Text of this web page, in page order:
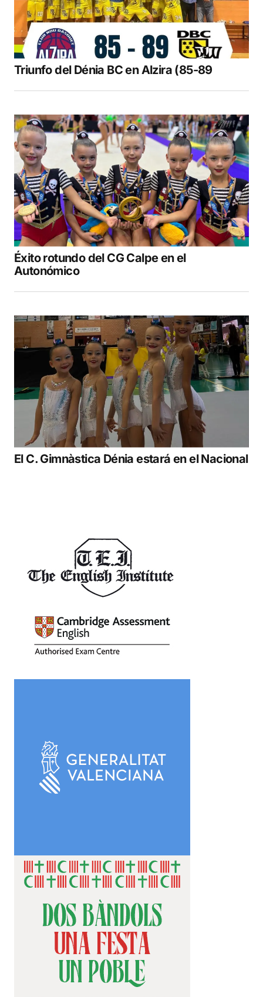
Triunfo del Dénia BC en Alzira (85-89
Éxito rotundo del CG Calpe en el
Autonómico
El C. Gimnàstica Dénia estará en el Nacional